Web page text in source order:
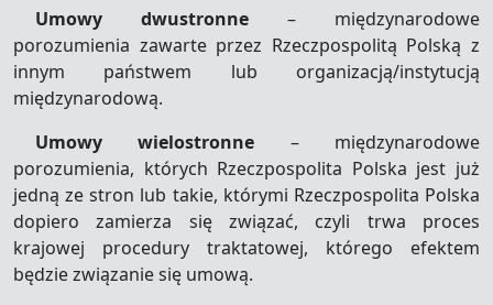
Umowy dwustronne – międzynarodowe
porozumienia zawarte przez Rzeczpospolitą Polską z
innym państwem lub organizacją/instytucją
międzynarodową.
Umowy wielostronne – międzynarodowe
porozumienia, których Rzeczpospolita Polska jest już
jedną ze stron lub takie, którymi Rzeczpospolita Polska
dopiero zamierza się związać, czyli trwa proces
krajowej procedury traktatowej, którego efektem
będzie związanie się umową.